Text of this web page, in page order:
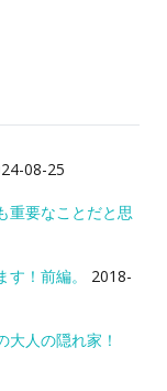
08-25
重要なことだと思
！前編。
2018-
人の隠れ家！